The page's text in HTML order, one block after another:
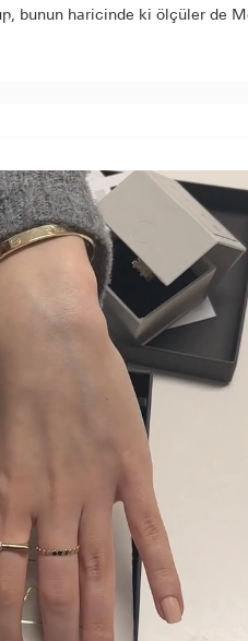
bunun haricinde ki ölçüler de